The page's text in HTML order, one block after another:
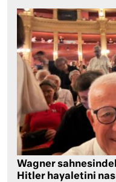
Wagner
Hitler hayaletini